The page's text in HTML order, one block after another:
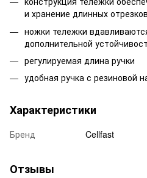
и хранение длинных
ножки тележки
дополнительной
регулируемая длина ручки
удобная ручка с резиновой
Характеристики
Бренд Cellfast
Отзывы